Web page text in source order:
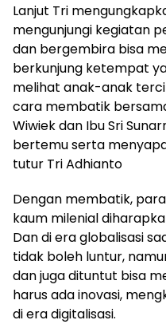
Lanjut Tri
mengunjungi kegiatan
dan bergembira bisa
berkunjung ketempat
melihat anak-anak
cara membatik
Wiwiek dan Ibu Sri
bertemu serta
tutur Tri Adhianto
Dengan membatik,
kaum milenial
Dan di era globalisasi
tidak boleh luntur,
dan juga dituntut bisa
harus ada inovasi,
di era digitalisasi.